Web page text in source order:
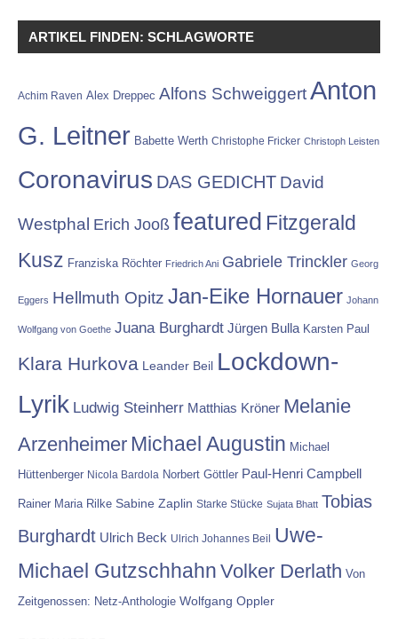
ARTIKEL FINDEN: SCHLAGWORTE
Achim Raven Alex Dreppec Alfons SchweiggertAnton
G. Leitner Babette Werth Christophe Fricker Christoph Leisten
Coronavirus DAS GEDICHT David
Westphal Erich Jooß featured Fitzgerald
Kusz Franziska Röchter Friedrich Ani Gabriele Trinckler Georg
Eggers Hellmuth Opitz Jan-Eike Hornauer Johann
Wolfgang von Goethe Juana Burghardt Jürgen Bulla Karsten Paul
Klara Hurkova Leander Beil Lockdown-
Lyrik Ludwig Steinherr Matthias Kröner Melanie
Arzenheimer Michael Augustin Michael
Hüttenberger Nicola Bardola Norbert Göttler Paul-Henri Campbell
Rainer Maria Rilke Sabine Zaplin Starke Stücke Sujata Bhatt Tobias
Burghardt Ulrich Beck Ulrich Johannes Beil
Uwe-
Michael Gutzschhahn Volker Derlath Von
Zeitgenossen: Netz-Anthologie Wolfgang Oppler